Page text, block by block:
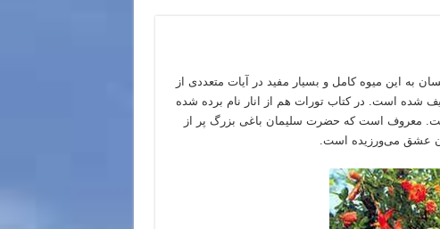
به این میوه کامل و بسیار مفید در آیات متعددی از
شده است. در کتاب تورات هم از انار نام برده شده
معروف است که حضرت سلیمان باغی بزرگ پر از
آن عشق میورزیده است.